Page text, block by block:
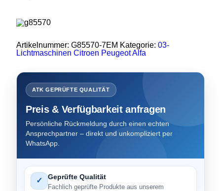
Artikelnummer: G85570-7EM Kategorie: 03-
Lichtmaschinen Citroen Peugeot Alfa
ATK GEPRÜFTE QUALITÄT
Preis & Verfügbarkeit anfragen
Persönliche Rückmeldung durch einen echten
Ansprechpartner – direkt und unkompliziert per
WhatsApp.
✓ Geprüfte Qualität
Fachlich geprüfte Produkte aus unserem